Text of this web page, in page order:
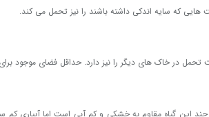
های دیگر را نیز دارد. حداقل فضای موجود برای کاشت هر بوته
این گیاه مقاوم به خشکی و کم آبی است اما آبیاری